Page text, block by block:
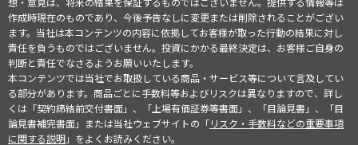
作成時現在のものであり、今後予告なしに変更または削除されることがござい
ます。当社は本コンテンツの内容に依拠してお客様が取った行動の結果に対し
責任を負うものではございません。投資にかかる最終決定は、お客様ご自身の
判断と責任でなさるようお願いいたします。
本コンテンツでは当社でお取扱している商品・サービス等について言及してい
る部分があります。商品ごとに手数料等およびリスクは異なりますので、詳し
くは「契約締結前交付書面」、「上場有価証券等書面」、「目論見書」、「目
論見書補完書面」または当社ウェブサイトの「リスク・手数料などの重要事項
に関する説明」をよくお読みください。